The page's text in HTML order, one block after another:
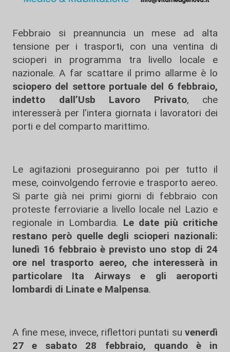
Febbraio si preannuncia un mese ad alta
tensione per i trasporti, con una ventina di
scioperi in programma tra livello locale e
nazionale. A far scattare il primo allarme è lo
sciopero del settore portuale del 6 febbraio,
indetto dall’Usb Lavoro Privato, che
interesserà per l’intera giornata i lavoratori dei
porti e del comparto marittimo.
Le agitazioni proseguiranno poi per tutto il
mese, coinvolgendo ferrovie e trasporto aereo.
Si parte già nei primi giorni di febbraio con
proteste ferroviarie a livello locale nel Lazio e
regionale in Lombardia. Le date più critiche
restano però quelle degli scioperi nazionali:
lunedì 16 febbraio è previsto uno stop di 24
ore nel trasporto aereo, che interesserà in
particolare Ita Airways e gli aeroporti
lombardi di Linate e Malpensa.
A fine mese, invece, riflettori puntati su venerdì
27 e sabato 28 febbraio, quando è in